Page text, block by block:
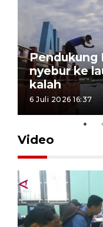
Pendukung
nyebur ke
kalah
6 Juli 2026 16:37
Video